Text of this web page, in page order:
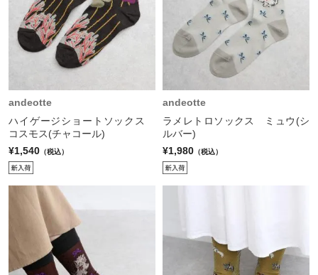
andeotte
ハイゲージショートソックス
コスモス(チャコール)
¥1,540 （税込）
andeotte
ラメレトロソックス ミュウ(シ
ルバー)
¥1,980 （税込）